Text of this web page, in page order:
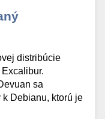
distribúcie
sa
Debianu, ktorú je